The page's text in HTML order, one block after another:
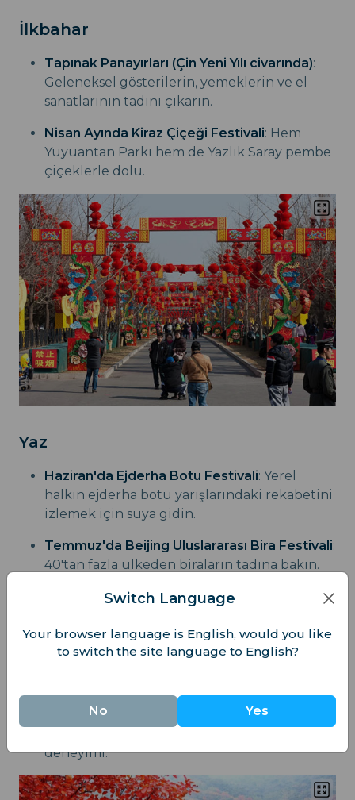
İlkbahar
Tapınak Panayırları (Çin Yeni Yılı civarında):
Geleneksel gösterilerin, yemeklerin ve el
sanatlarının tadını çıkarın.
Nisan Ayında Kiraz Çiçeği Festivali: Hem
Yuyuantan Parkı hem de Yazlık Saray pembe
çiçeklerle dolu.
Yaz
Haziran'da Ejderha Botu Festivali: Yerel
halkın ejderha botu yarışlarındaki rekabetini
izlemek için suya gidin.
Temmuz'da Beijing Uluslararası Bira Festivali:
40'tan fazla ülkeden biraların tadına bakın.
Eylül/Ekim aylarında Sonbahar Ortası
Ekim ayında Fragrant Hills Kızıl Yaprak
deneyimi.
Switch Language
Your browser language is English, would you like
to switch the site language to English?
No Yes